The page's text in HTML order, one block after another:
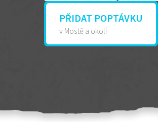
PŘIDAT POPTÁVKU
v Mostě a okolí